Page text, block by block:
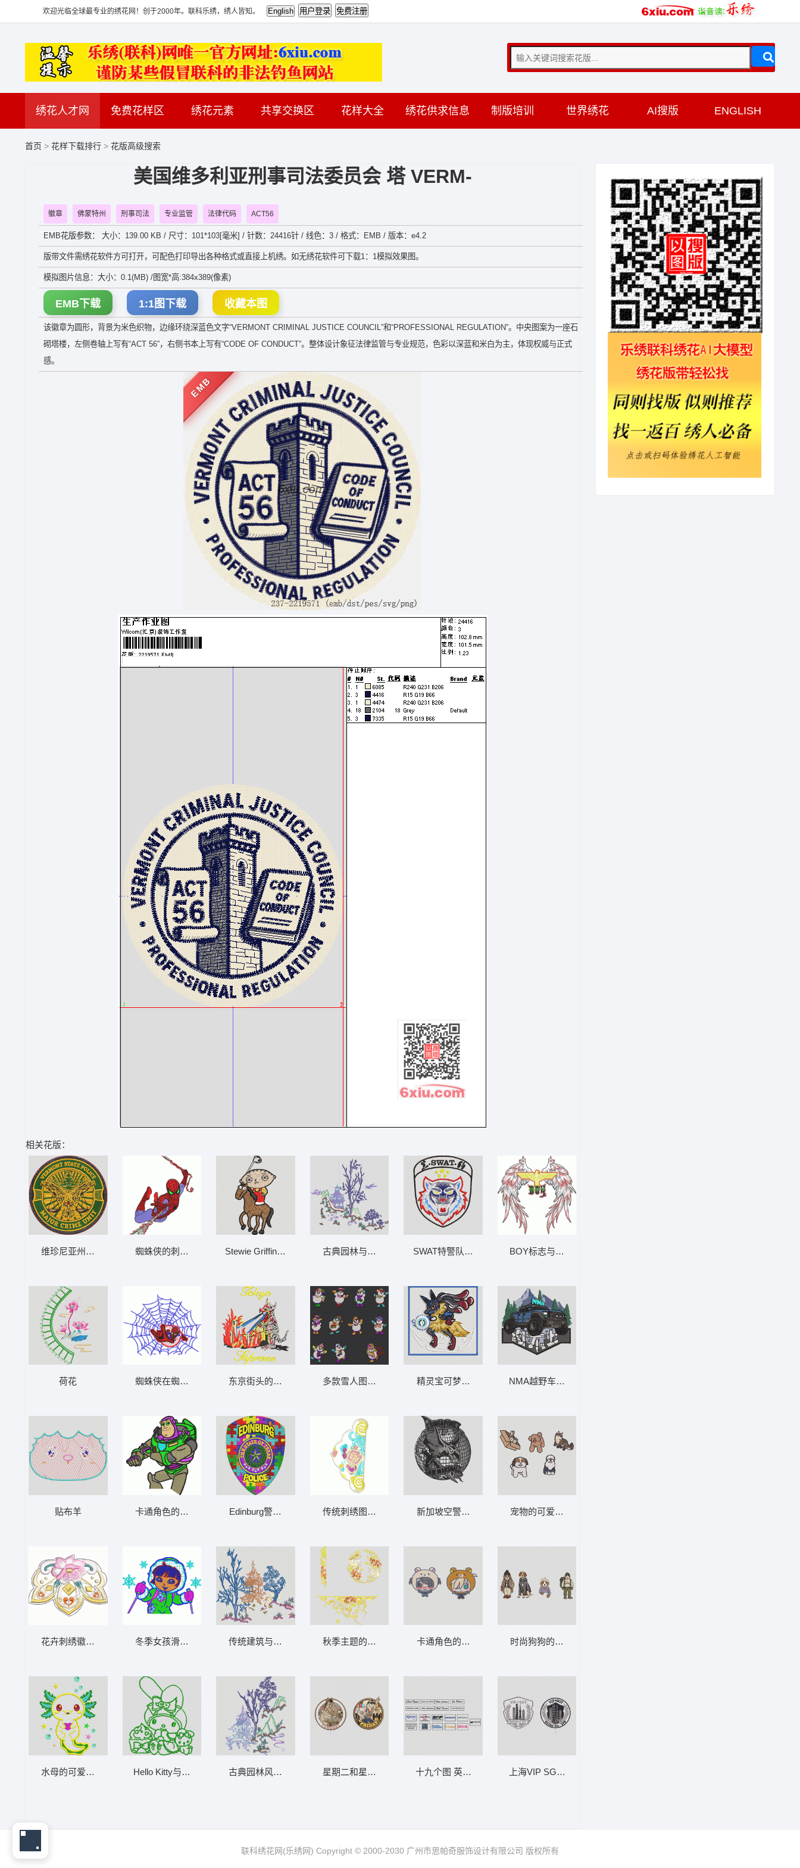
欢迎光临全球最专业的绣花网！创于2000年。联科乐绣，绣人皆知。
绣花人才网 免费花样区 绣花元素 共享交换区 花样大全 绣花供求信息 制版培训 世界绣花 AI搜版 ENGLISH
首页 > 花样下载排行 > 花版高级搜索
美国维多利亚刑事司法委员会 塔 VERM-
徽章 佛蒙特州 刑事司法 专业监管 法律代码 ACT56
EMB花版参数： 大小：139.00 KB / 尺寸：101*103[毫米] / 针数：24416针 / 线色：3 / 格式：EMB / 版本：e4.2
版带文件需绣花软件方可打开，可配色打印导出各种格式或直接上机绣。如无绣花软件可下载1：1模拟效果图。
模拟图片信息：大小：0.1(MB) /图宽*高:384x389(像素)
EMB下载 1:1图下载 收藏本图
该徽章为圆形，背景为米色织物，边缘环绕深蓝色文字“VERMONT CRIMINAL JUSTICE COUNCIL”和“PROFESSIONAL REGULATION”。中央图案为一座石
砌塔楼，左侧卷轴上写有“ACT 56”，右侧书本上写有“CODE OF CONDUCT”。整体设计象征法律监管与专业规范，色彩以深蓝和米白为主，体现权威与正式
感。
EMB
相关花版：
维珍尼亚州警察重大犯罪单位徽章 老鹰 VER
荷花
贴布羊
花卉刺绣徽章 汉服花
水母的可爱插图 六角恐龙鱼
蜘蛛侠的刺绣图案 蜘蛛侠
蜘蛛侠在蜘蛛网中 蜘蛛侠
卡通角色的刺绣图案 巴斯
冬季女孩滑雪 dora
Hello Kitty与甜点 兔子
Stewie Griffin骑马 拉夫劳伦小马
东京街头的火焰与猫 怪兽 哥斯拉
Edinburg警察局徽章 POLICE EDINB
传统建筑与自然的和谐 山水画A
古典园林风景图 山水画B
古典园林与飞鸟 山水画C江山
多款雪人图案展示 雪人
传统刺绣图案-花
秋季主题的装饰设计汉服
星期二和星期五的马匹TUES FRIDAY 马
SWAT特警队徽章 m0102 黑豹 swat
精灵宝可梦角色刺绣图案 卡通 娃娃 精灵
新加坡空警徽章 SINGAPORE AIRMARSH 恐龙
卡通角色的刺绣图案 卡通 熊
十九个图 英文 BLS FACI MOHR RGP JOBS CIT
BOY标志与翅膀 鹰
NMA越野车在山林中探险 越野车 约不上 你是
时尚狗狗的冬季装扮 狗
联科绣花网(乐绣网) Copyright © 2000-2030 广州市思帕奇服饰设计有限公司 版权所有